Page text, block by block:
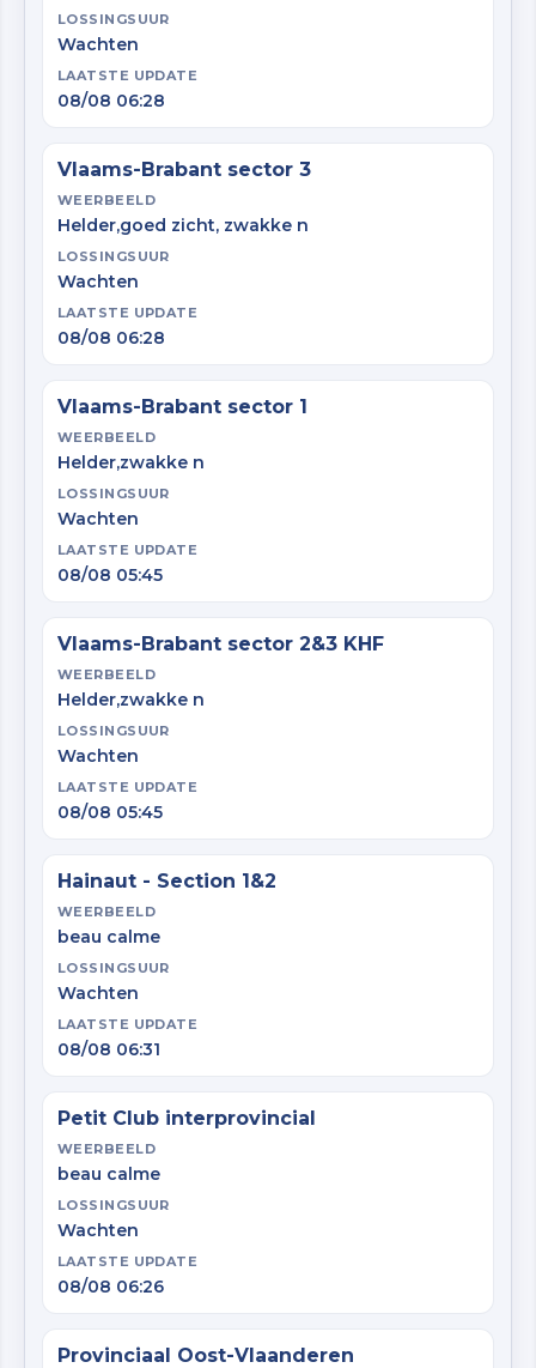
LOSSINGSUUR
Wachten
LAATSTE UPDATE
08/08 06:28
Vlaams-Brabant sector 3
WEERBEELD
Helder,goed zicht, zwakke n
LOSSINGSUUR
Wachten
LAATSTE UPDATE
08/08 06:28
Vlaams-Brabant sector 1
WEERBEELD
Helder,zwakke n
LOSSINGSUUR
Wachten
LAATSTE UPDATE
08/08 05:45
Vlaams-Brabant sector 2&3 KHF
WEERBEELD
Helder,zwakke n
LOSSINGSUUR
Wachten
LAATSTE UPDATE
08/08 05:45
Hainaut - Section 1&2
WEERBEELD
beau calme
LOSSINGSUUR
Wachten
LAATSTE UPDATE
08/08 06:31
Petit Club interprovincial
WEERBEELD
beau calme
LOSSINGSUUR
Wachten
LAATSTE UPDATE
08/08 06:26
Provinciaal Oost-Vlaanderen